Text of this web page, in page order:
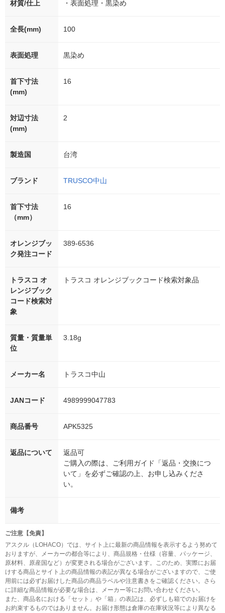
材質/仕上 ・表面処理・黒染め
全長(mm) 100
表面処理 黒染め
首下寸法
(mm)
16
対辺寸法
(mm)
2
製造国 台湾
ブランド TRUSCO中山
首下寸法
（mm）
16
オレンジブッ
ク発注コード
389-6536
トラスコ オ
レンジブック
コード検索対
象
トラスコ オレンジブックコード検索対象品
質量・質量単
位
3.18g
メーカー名 トラスコ中山
JANコード 4989999047783
商品番号 APK5325
返品について
返品可
ご購入の際は、ご利用ガイド「返品・交換につ
いて」を必ずご確認の上、お申し込みくださ
い。
備考
ご注意【免責】
アスクル（LOHACO）では、サイト上に最新の商品情報を表示するよう努めて
おりますが、メーカーの都合等により、商品規格・仕様（容量、パッケージ、
原材料、原産国など）が変更される場合がございます。このため、実際にお届
けする商品とサイト上の商品情報の表記が異なる場合がございますので、ご使
用前には必ずお届けした商品の商品ラベルや注意書きをご確認ください。さら
に詳細な商品情報が必要な場合は、メーカー等にお問い合わせください。
また、商品名における「セット」や「箱」の表記は、必ずしも箱でのお届けを
お約束するものではありません。お届け形態は倉庫の在庫状況等により異なる